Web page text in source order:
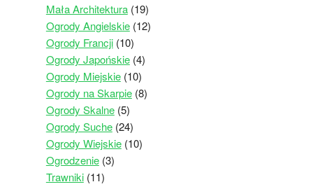
Mała Architektura(19)
Ogrody Angielskie(12)
Ogrody Francji(10)
Ogrody Japońskie(4)
Ogrody Miejskie(10)
Ogrody na Skarpie(8)
Ogrody Skalne(5)
Ogrody Suche(24)
Ogrody Wiejskie(10)
Ogrodzenie(3)
Trawniki(11)